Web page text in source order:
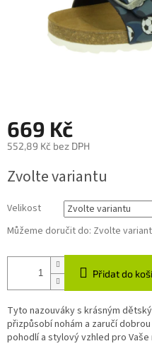
669 Kč
552,89 Kč bez DPH
cena:
Zvolte variantu
Velikost
Můžeme doručit do: Zvolte
Přidat do
Tyto nazouváky s krásným
přizpůsobí nohám a zaručí
pohodlí a stylový vzhled pro